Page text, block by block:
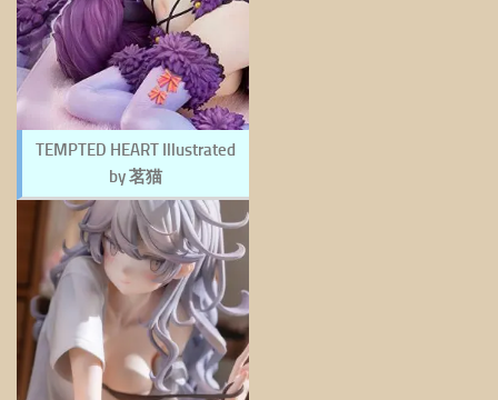
TEMPTED HEART Illustrated
by 茗猫